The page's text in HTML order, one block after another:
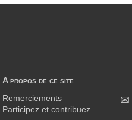
A propos de ce site
Remerciements
Participez et contribuez